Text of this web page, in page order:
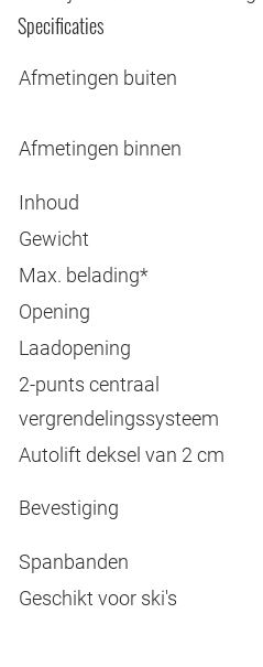
Specificaties
Afmetingen buiten
Afmetingen binnen
Inhoud
Gewicht
Max. belading*
Opening
Laadopening
2-punts centraal
vergrendelingssysteem
Autolift deksel van 2 cm
Bevestiging
Spanbanden
Geschikt voor ski's